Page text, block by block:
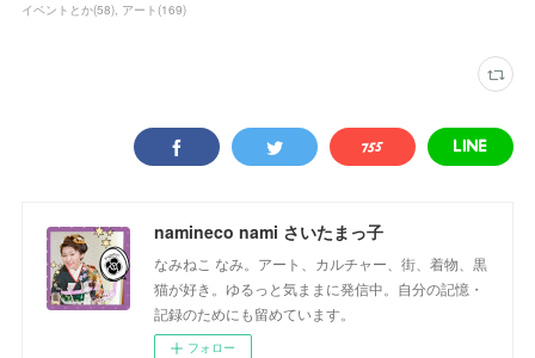
イベントとか(58) アート (169)
namineco nami さいたまっ子
なみねこ なみ。アート、カルチャー、街、着物、黒
猫が好き。ゆるっと気ままに発信中。自分の記憶・
記録のためにも留めています。
フォロー